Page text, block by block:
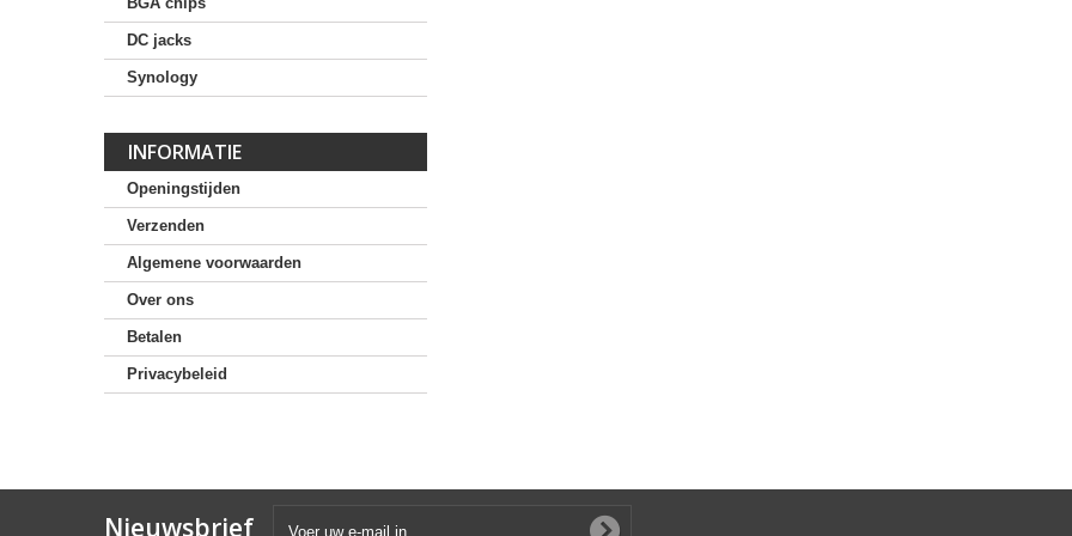
DC jacks
Synology
INFORMATIE
Openingstijden
Verzenden
Algemene voorwaarden
Over ons
Betalen
Privacybeleid
Nieuwsbrief